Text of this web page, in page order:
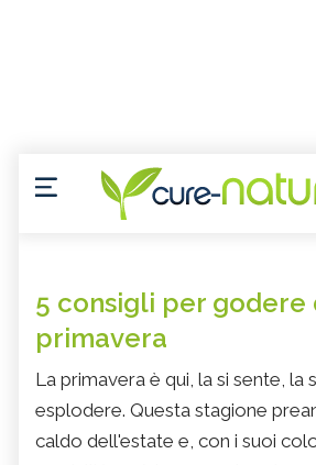
5 consigli per godere
primavera
La primavera è qui, la si sente, la
esplodere. Questa stagione
caldo dell'estate e, con i suoi